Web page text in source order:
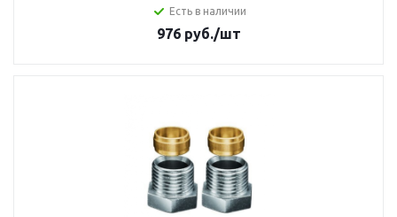
Есть в наличии
976 руб./шт